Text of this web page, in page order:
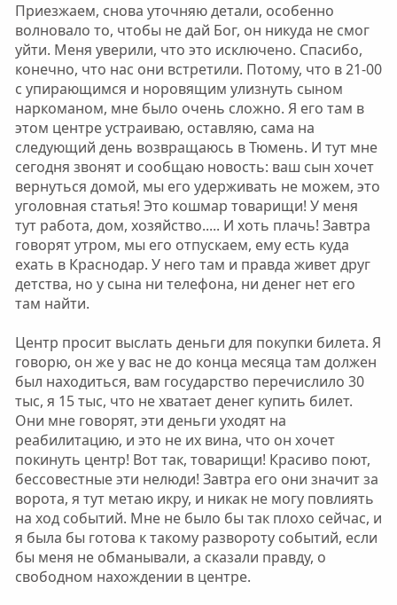
Приезжаем, снова уточняю детали, особенно
волновало то, чтобы не дай Бог, он никуда не смог
уйти. Меня уверили, что это исключено. Спасибо,
конечно, что нас они встретили. Потому, что в 21-00
с упирающимся и норовящим улизнуть сыном
наркоманом, мне было очень сложно. Я его там в
этом центре устраиваю, оставляю, сама на
следующий день возвращаюсь в Тюмень. И тут мне
сегодня звонят и сообщаю новость: ваш сын хочет
вернуться домой, мы его удерживать не можем, это
уголовная статья! Это кошмар товарищи! У меня
тут работа, дом, хозяйство..... И хоть плачь! Завтра
говорят утром, мы его отпускаем, ему есть куда
ехать в Краснодар. У него там и правда живет друг
детства, но у сына ни телефона, ни денег нет его
там найти.
Центр просит выслать деньги для покупки билета. Я
говорю, он же у вас не до конца месяца там должен
был находиться, вам государство перечислило 30
тыс, я 15 тыс, что не хватает денег купить билет.
Они мне говорят, эти деньги уходят на
реабилитацию, и это не их вина, что он хочет
покинуть центр! Вот так, товарищи! Красиво поют,
бессовестные эти нелюди! Завтра его они значит за
ворота, я тут метаю икру, и никак не могу повлиять
на ход событий. Мне не было бы так плохо сейчас, и
я была бы готова к такому развороту событий, если
бы меня не обманывали, а сказали правду, о
свободном нахождении в центре.